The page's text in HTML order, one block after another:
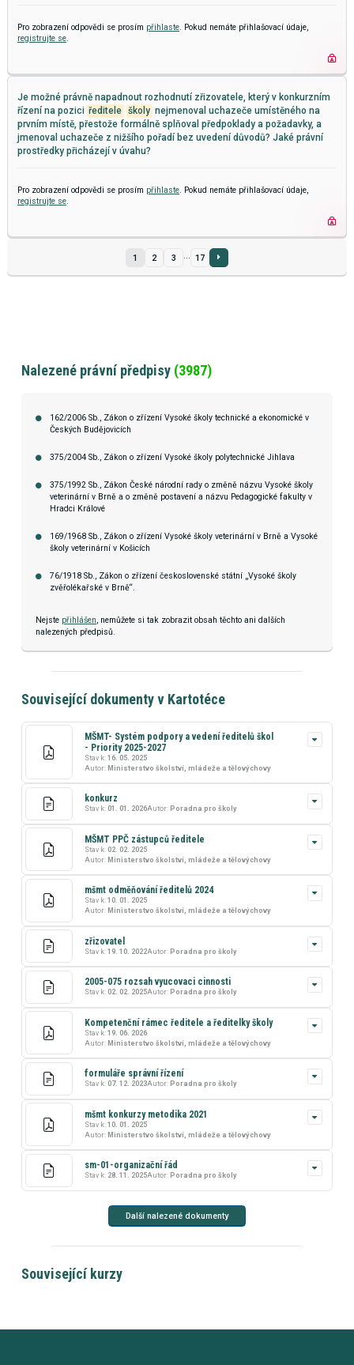
Pro zobrazení odpovědi se prosím přihlaste. Pokud nemáte přihlašovací údaje,
registrujte se.
Je možné právně napadnout rozhodnutí zřizovatele, který v konkurzním
řízení na pozici ředitele školy nejmenoval uchazeče umístěného na
prvním místě, přestože formálně splňoval předpoklady a požadavky, a
jmenoval uchazeče z nižšího pořadí bez uvedení důvodů? Jaké právní
prostředky přicházejí v úvahu?
Pro zobrazení odpovědi se prosím přihlaste. Pokud nemáte přihlašovací údaje,
registrujte se.
1 2 3 ... 17
Nalezené právní předpisy (3987)
162/2006 Sb., Zákon o zřízení Vysoké školy technické a ekonomické v
Českých Budějovicích
375/2004 Sb., Zákon o zřízení Vysoké školy polytechnické Jihlava
375/1992 Sb., Zákon České národní rady o změně názvu Vysoké školy
veterinární v Brně a o změně postavení a názvu Pedagogické fakulty v
Hradci Králové
169/1968 Sb., Zákon o zřízení Vysoké školy veterinární v Brně a Vysoké
školy veterinární v Košicích
76/1918 Sb., Zákon o zřízení československé státní „Vysoké školy
zvěřolékařské v Brně“.
Nejste přihlášen, nemůžete si tak zobrazit obsah těchto ani dalších
nalezených předpisů.
Související dokumenty v Kartotéce
MŠMT- Systém podpory a vedení ředitelů škol
- Priority 2025-2027
Stav k: 16. 05. 2025
Autor: Ministerstvo školství, mládeže a tělovýchovy
konkurz
Stav k: 01. 01. 2026Autor: Poradna pro školy
MŠMT PPČ zástupců ředitele
Stav k: 02. 02. 2025
Autor: Ministerstvo školství, mládeže a tělovýchovy
mšmt odměňování ředitelů 2024
Stav k: 10. 01. 2025
Autor: Ministerstvo školství, mládeže a tělovýchovy
zřizovatel
Stav k: 19. 10. 2022Autor: Poradna pro školy
2005-075 rozsah vyucovaci cinnosti
Stav k: 02. 02. 2025Autor: Poradna pro školy
Kompetenční rámec ředitele a ředitelky školy
Stav k: 19. 06. 2026
Autor: Ministerstvo školství, mládeže a tělovýchovy
formuláře správní řízení
Stav k: 07. 12. 2023Autor: Poradna pro školy
mšmt konkurzy metodika 2021
Stav k: 10. 01. 2025
Autor: Ministerstvo školství, mládeže a tělovýchovy
sm-01-organizační řád
Stav k: 28. 11. 2025Autor: Poradna pro školy
Další nalezené dokumenty
Související kurzy